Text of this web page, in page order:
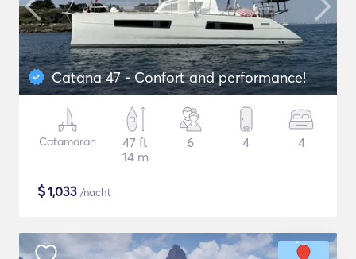
Catana 47 - Confort and performance!
Catamaran
47 ft
14 m
6 4 4
$1,033 /nacht